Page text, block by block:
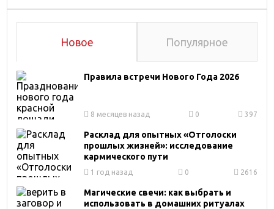
Новое Популярное
Правила встречи Нового Года 2026
8 месяцев назад 0 397
Расклад для опытных «Отголоски
прошлых жизней»: исследование
кармического пути
1 год назад 0 2616
Магические свечи: как выбрать и
использовать в домашних ритуалах